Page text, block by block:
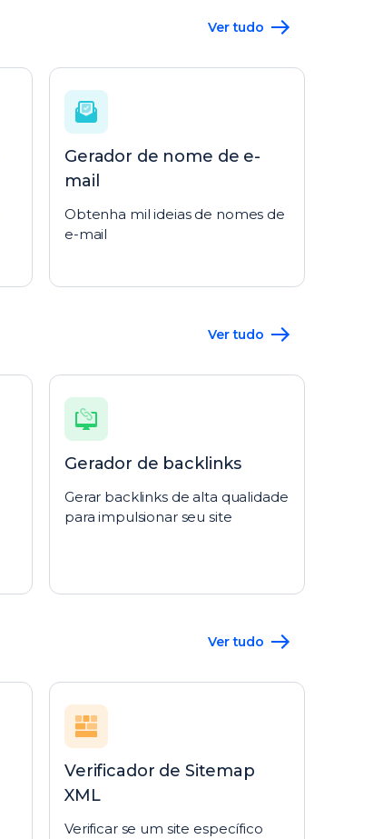
Ver tudo
Gerador de nome de e-
mail
Obtenha mil ideias de nomes de
e-mail
Ver tudo
Gerador de backlinks
Gerar backlinks de alta qualidade
para impulsionar seu site
Ver tudo
Verificador de Sitemap
XML
Verificar se um site específico